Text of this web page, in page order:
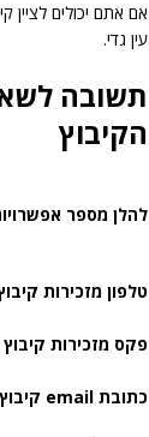
אם אתם יכולים לציין
עין גדי.
תשובה
הקיבוץ
להלן מספר
טלפון מזכירות
פקס מזכירות קיבוץ
כתובת email קיבוץ עין גדי